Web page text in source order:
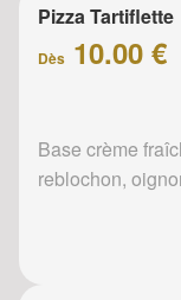
Pizza Tartiflette
Dès 10.00 €
Base crème
reblochon,